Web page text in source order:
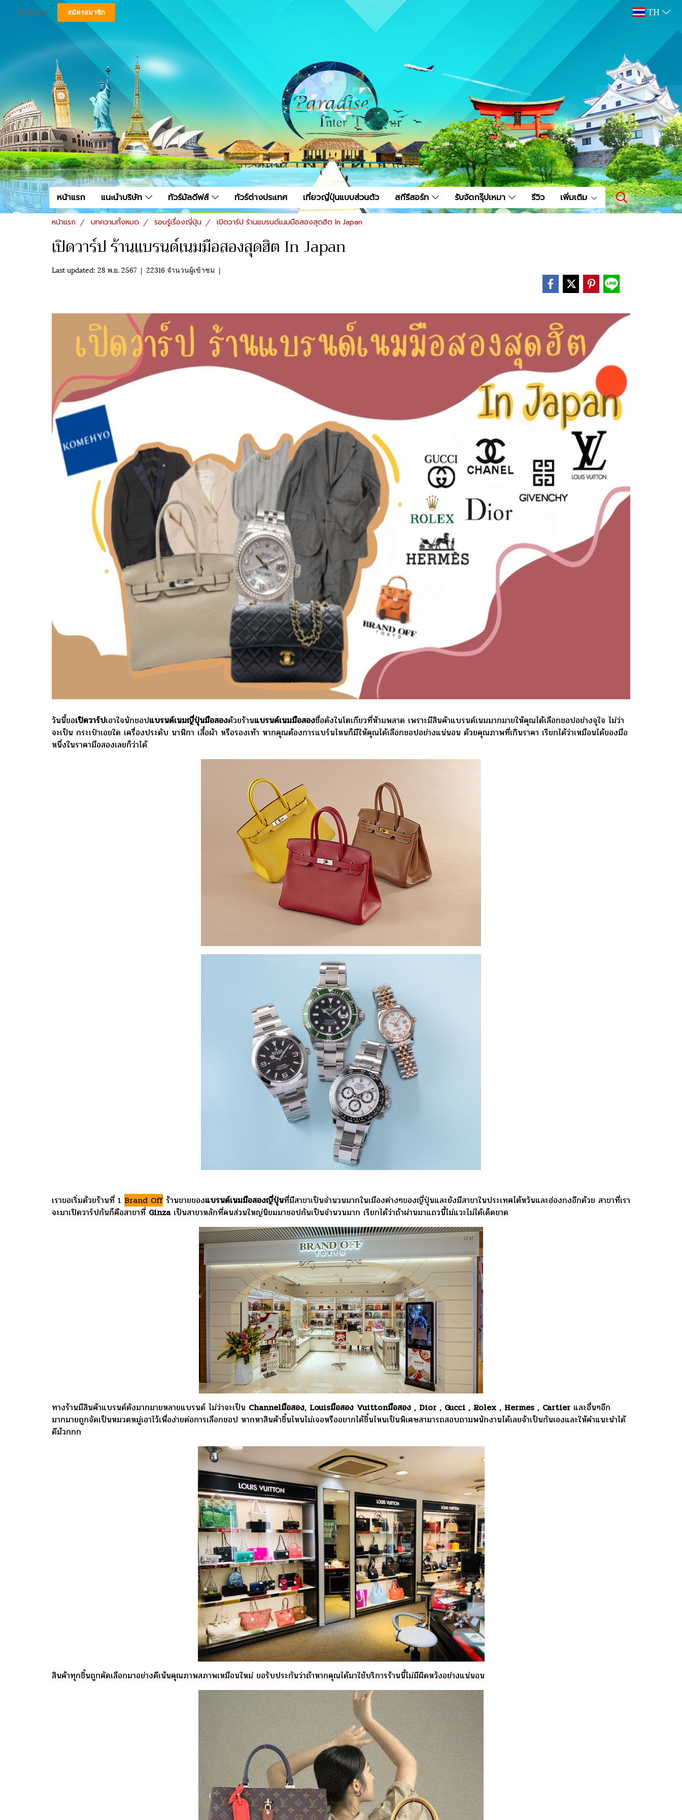
เข้าสู่ระบบ สมัครสมาชิก TH
หน้าแรก แนะนำบริษัท ทัวร์มัลดีฟส์ ทัวร์ต่างประเทศ เที่ยวญี่ปุ่นแบบส่วนตัว สกีรีสอร์ท รับจัดกรุ๊ปเหมา รีวิว เพิ่มเติม
หน้าแรก บทความทั้งหมด รอบรู้เรื่องญี่ปุ่น เปิดวาร์ป ร้านแบรนด์เนมมือสองสุดฮิต In Japan
เปิดวาร์ป ร้านแบรนด์เนมมือสองสุดฮิต In Japan
Last updated: 28 พ.ย. 2567 | 22316 จำนวนผู้เข้าชม |
วันนี้ขอเปิดวาร์ปเอาใจนักชอปแบรนด์เนมญี่ปุ่นมือสองด้วยร้านแบรนด์เนมมือสองชื่อดังในโตเกียวที่ห้ามพลาด เพราะมีสินค้าแบรนด์เนมมากมายให้คุณได้เลือกชอปอย่างจุใจ ไม่ว่า
จะเป็น กระเป๋าเอยใด เครื่องประดับ นาฬิกา เสื้อผ้า หรือรองเท้า หากคุณต้องการแบร์นไหนก็มีให้คุณได้เลือกชอปอย่างแน่นอน ด้วยคุณภาพที่เกินราคา เรียกได้ว่าเหมือนได้ของมือ
หนึ่งในราคามือสองเลยก็ว่าได้
เราขอเริ่มด้วยร้านที่ 1 Brand Offร้านขายของแบรนด์เนมมือสองญี่ปุ่นที่มีสาขาเป็นจำนวนมากในเมืองต่างๆของญี่ปุ่นและยังมีสาขาในประเทศไต้หวันและฮ่องกงอีกด้วย สาขาที่เรา
จะมาเปิดวาร์ปกันก็คือสาขาที่ Ginzaเป็นสาขาหลักที่คนส่วนใหญ่นิยมมาชอปกันเป็นจำนวนมาก เรียกได้ว่าถ้าผ่านมาแถวนี้ไม่แวะไม่ได้เด็ดขาด
ทางร้านมีสินค้าแบรนด์ดังมากมายหลายแบรนด์ ไม่ว่าจะเป็น Channelมือสอง, Louisมือสอง Vuittonมือสอง , Dior , Gucci , Rolex , Hermes , Cartier และอื่นๆอีก
มากมายถูกจัดเป็นหมวดหมู่เอาไว้เพื่อง่ายต่อการเลือกชอป หากหาสินค้าชิ้นไหนไม่เจอหรืออยากได้ชิ้นไหนเป็นพิเศษสามารถสอบถามพนักงานได้เลยจ้าเป็นกันเองและให้คำแนะนำได้
ดีม้วกกก
สินค้าทุกชิ้นถูกคัดเลือกมาอย่างดีเน้นคุณภาพสภาพเหมือนใหม่ ขอรับประกันว่าถ้าหากคุณได้มาใช้บริการร้านนี้ไม่มีผิดหวังอย่างแน่นอน